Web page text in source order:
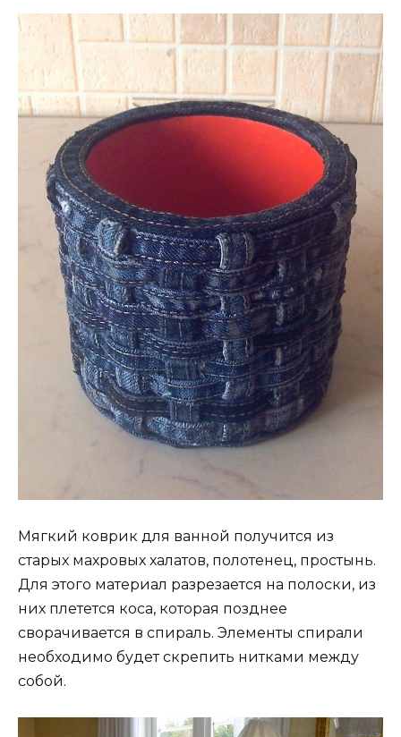
Мягкий коврик для ванной получится из
старых махровых халатов, полотенец, простынь.
Для этого материал разрезается на полоски, из
них плетется коса, которая позднее
сворачивается в спираль. Элементы спирали
необходимо будет скрепить нитками между
собой.